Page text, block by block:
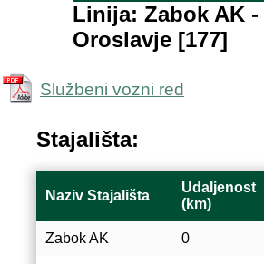
Linija: Zabok AK -
Oroslavje [177]
Službeni vozni red
Stajališta:
Naziv Stajališta
Udaljenost
(km)
Zabok AK 0